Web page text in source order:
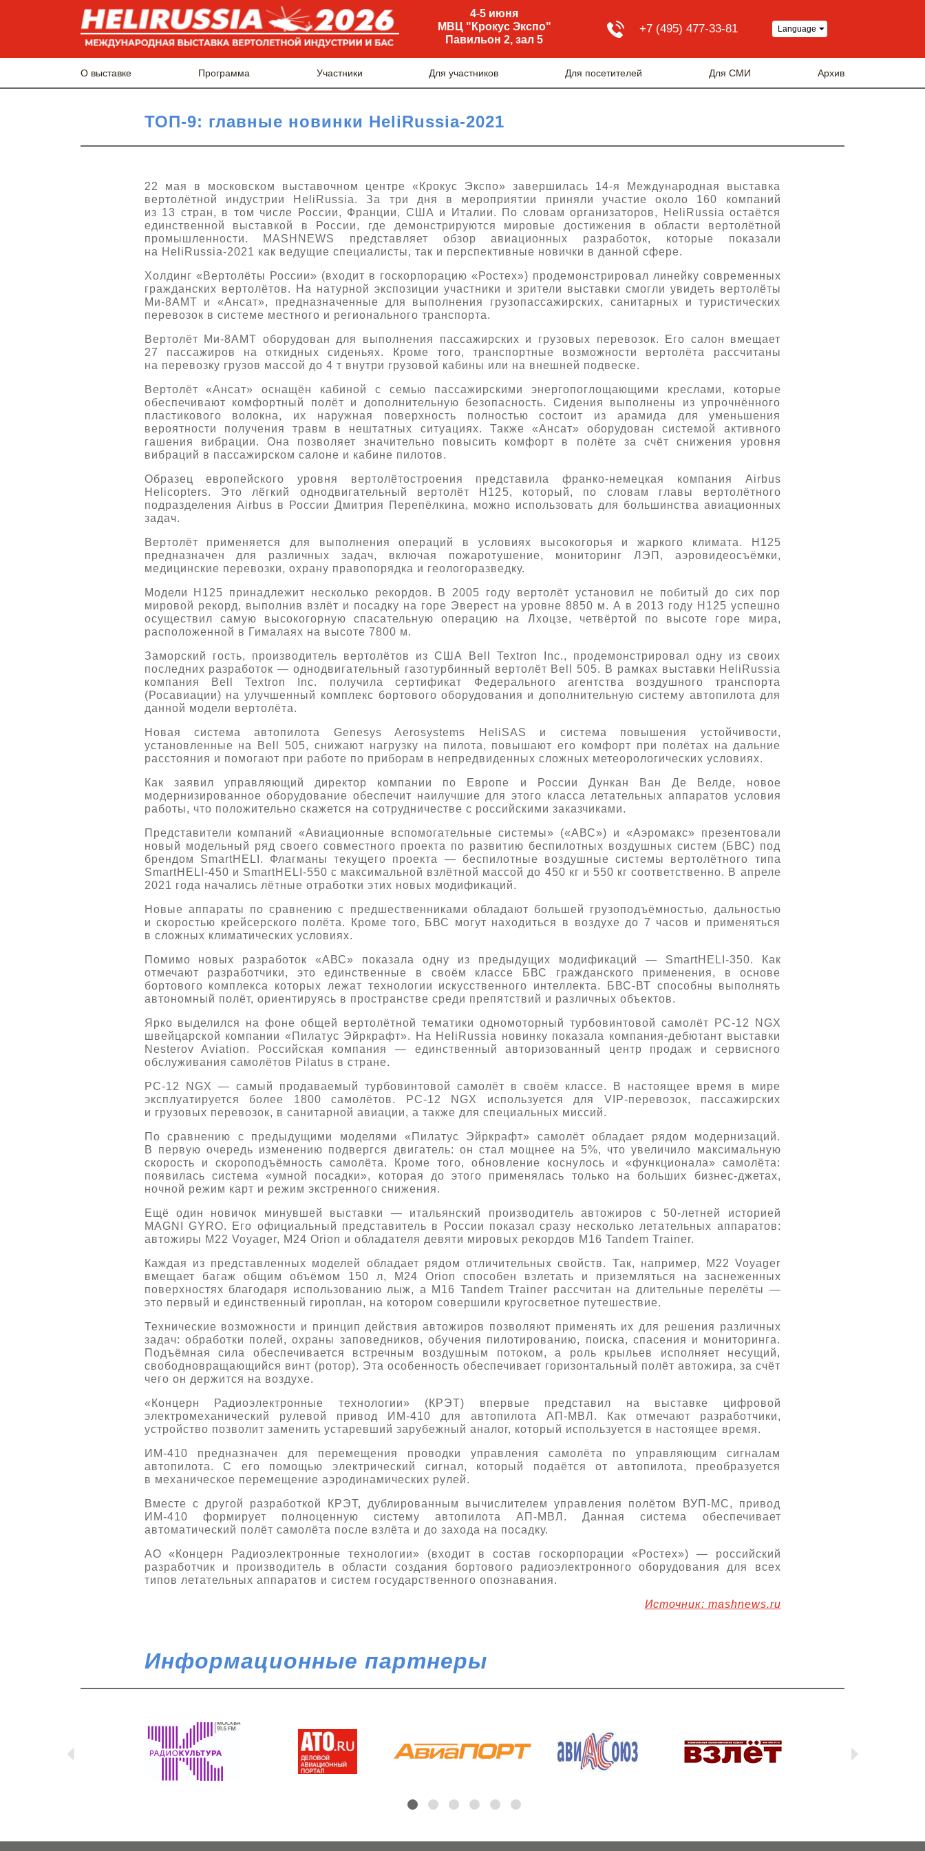
4-5 июня
МВЦ "Крокус Экспо"
Павильон 2, зал 5
+7 (495) 477-33-81 Language
О выставке Программа Участники Для участников Для посетителей Для СМИ Архив
ТОП-9: главные новинки HeliRussia-2021
22 мая в московском выставочном центре «Крокус Экспо» завершилась 14-я Международная выставка
вертолётной индустрии HeliRussia. За три дня в мероприятии приняли участие около 160 компаний
из 13 стран, в том числе России, Франции, США и Италии. По словам организаторов, HeliRussia остаётся
единственной выставкой в России, где демонстрируются мировые достижения в области вертолётной
промышленности. MASHNEWS представляет обзор авиационных разработок, которые показали
на HeliRussia-2021 как ведущие специалисты, так и перспективные новички в данной сфере.
Холдинг «Вертолёты России» (входит в госкорпорацию «Ростех») продемонстрировал линейку современных
гражданских вертолётов. На натурной экспозиции участники и зрители выставки смогли увидеть вертолёты
Ми-8АМТ и «Ансат», предназначенные для выполнения грузопассажирских, санитарных и туристических
перевозок в системе местного и регионального транспорта.
Вертолёт Ми-8АМТ оборудован для выполнения пассажирских и грузовых перевозок. Его салон вмещает
27 пассажиров на откидных сиденьях. Кроме того, транспортные возможности вертолёта рассчитаны
на перевозку грузов массой до 4 т внутри грузовой кабины или на внешней подвеске.
Вертолёт «Ансат» оснащён кабиной с семью пассажирскими энергопоглощающими креслами, которые
обеспечивают комфортный полёт и дополнительную безопасность. Сидения выполнены из упрочнённого
пластикового волокна, их наружная поверхность полностью состоит из арамида для уменьшения
вероятности получения травм в нештатных ситуациях. Также «Ансат» оборудован системой активного
гашения вибрации. Она позволяет значительно повысить комфорт в полёте за счёт снижения уровня
вибраций в пассажирском салоне и кабине пилотов.
Образец европейского уровня вертолётостроения представила франко-немецкая компания Airbus
Helicopters. Это лёгкий однодвигательный вертолёт Н125, который, по словам главы вертолётного
подразделения Airbus в России Дмитрия Перепёлкина, можно использовать для большинства авиационных
задач.
Вертолёт применяется для выполнения операций в условиях высокогорья и жаркого климата. H125
предназначен для различных задач, включая пожаротушение, мониторинг ЛЭП, аэровидеосъёмки,
медицинские перевозки, охрану правопорядка и геологоразведку.
Модели H125 принадлежит несколько рекордов. В 2005 году вертолёт установил не побитый до сих пор
мировой рекорд, выполнив взлёт и посадку на горе Эверест на уровне 8850 м. А в 2013 году H125 успешно
осуществил самую высокогорную спасательную операцию на Лхоцзе, четвёртой по высоте горе мира,
расположенной в Гималаях на высоте 7800 м.
Заморский гость, производитель вертолётов из США Bell Textron Inc., продемонстрировал одну из своих
последних разработок — однодвигательный газотурбинный вертолёт Bell 505. В рамках выставки HeliRussia
компания Bell Textron Inc. получила сертификат Федерального агентства воздушного транспорта
(Росавиации) на улучшенный комплекс бортового оборудования и дополнительную систему автопилота для
данной модели вертолёта.
Новая система автопилота Genesys Aerosystems HeliSAS и система повышения устойчивости,
установленные на Bell 505, снижают нагрузку на пилота, повышают его комфорт при полётах на дальние
расстояния и помогают при работе по приборам в непредвиденных сложных метеорологических условиях.
Как заявил управляющий директор компании по Европе и России Дункан Ван Де Велде, новое
модернизированное оборудование обеспечит наилучшие для этого класса летательных аппаратов условия
работы, что положительно скажется на сотрудничестве с российскими заказчиками.
Представители компаний «Авиационные вспомогательные системы» («АВС») и «Аэромакс» презентовали
новый модельный ряд своего совместного проекта по развитию беспилотных воздушных систем (БВС) под
брендом SmartHELI. Флагманы текущего проекта — беспилотные воздушные системы вертолётного типа
SmartHELI-450 и SmartHELI-550 с максимальной взлётной массой до 450 кг и 550 кг соответственно. В апреле
2021 года начались лётные отработки этих новых модификаций.
Новые аппараты по сравнению с предшественниками обладают большей грузоподъёмностью, дальностью
и скоростью крейсерского полёта. Кроме того, БВС могут находиться в воздухе до 7 часов и применяться
в сложных климатических условиях.
Помимо новых разработок «АВС» показала одну из предыдущих модификаций — SmartHELI-350. Как
отмечают разработчики, это единственные в своём классе БВС гражданского применения, в основе
бортового комплекса которых лежат технологии искусственного интеллекта. БВС-ВТ способны выполнять
автономный полёт, ориентируясь в пространстве среди препятствий и различных объектов.
Ярко выделился на фоне общей вертолётной тематики одномоторный турбовинтовой самолёт PC-12 NGX
швейцарской компании «Пилатус Эйркрафт». На HeliRussia новинку показала компания-дебютант выставки
Nesterov Aviation. Российская компания — единственный авторизованный центр продаж и сервисного
обслуживания самолётов Pilatus в стране.
PC-12 NGX — самый продаваемый турбовинтовой самолёт в своём классе. В настоящее время в мире
эксплуатируется более 1800 самолётов. PC-12 NGX используется для VIP-перевозок, пассажирских
и грузовых перевозок, в санитарной авиации, а также для специальных миссий.
По сравнению с предыдущими моделями «Пилатус Эйркрафт» самолёт обладает рядом модернизаций.
В первую очередь изменению подвергся двигатель: он стал мощнее на 5%, что увеличило максимальную
скорость и скороподъёмность самолёта. Кроме того, обновление коснулось и «функционала» самолёта:
появилась система «умной посадки», которая до этого применялась только на больших бизнес-джетах,
ночной режим карт и режим экстренного снижения.
Ещё один новичок минувшей выставки — итальянский производитель автожиров с 50-летней историей
MAGNI GYRO. Его официальный представитель в России показал сразу несколько летательных аппаратов:
автожиры M22 Voyager, M24 Orion и обладателя девяти мировых рекордов M16 Tandem Trainer.
Каждая из представленных моделей обладает рядом отличительных свойств. Так, например, M22 Voyager
вмещает багаж общим объёмом 150 л, M24 Orion способен взлетать и приземляться на заснеженных
поверхностях благодаря использованию лыж, а M16 Tandem Trainer рассчитан на длительные перелёты —
это первый и единственный гироплан, на котором совершили кругосветное путешествие.
Технические возможности и принцип действия автожиров позволяют применять их для решения различных
задач: обработки полей, охраны заповедников, обучения пилотированию, поиска, спасения и мониторинга.
Подъёмная сила обеспечивается встречным воздушным потоком, а роль крыльев исполняет несущий,
свободновращающийся винт (ротор). Эта особенность обеспечивает горизонтальный полёт автожира, за счёт
чего он держится на воздухе.
«Концерн Радиоэлектронные технологии» (КРЭТ) впервые представил на выставке цифровой
электромеханический рулевой привод ИМ-410 для автопилота АП-МВЛ. Как отмечают разработчики,
устройство позволит заменить устаревший зарубежный аналог, который используется в настоящее время.
ИМ-410 предназначен для перемещения проводки управления самолёта по управляющим сигналам
автопилота. С его помощью электрический сигнал, который подаётся от автопилота, преобразуется
в механическое перемещение аэродинамических рулей.
Вместе с другой разработкой КРЭТ, дублированным вычислителем управления полётом ВУП-МС, привод
ИМ-410 формирует полноценную систему автопилота АП-МВЛ. Данная система обеспечивает
автоматический полёт самолёта после взлёта и до захода на посадку.
АО «Концерн Радиоэлектронные технологии» (входит в состав госкорпорации «Ростех») — российский
разработчик и производитель в области создания бортового радиоэлектронного оборудования для всех
типов летательных аппаратов и систем государственного опознавания.
Источник: mashnews.ru
Информационные партнеры